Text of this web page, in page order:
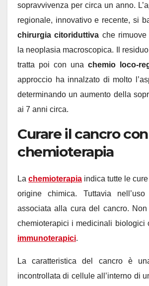
sopravvivenza per circa un anno.
regionale, innovativo e recente, si
chirurgia citoriduttiva che rimuove
la neoplasia macroscopica. Il
tratta poi con una chemio loco-
approccio ha innalzato di molto
determinando un aumento della
ai 7 anni circa.
Curare il cancro
chemioterapia
La chemioterapia indica tutte le
origine chimica. Tuttavia
associata alla cura del cancro.
chemioterapici i medicinali biologici
immunoterapici.
La caratteristica del cancro è
incontrollata di cellule all’interno di